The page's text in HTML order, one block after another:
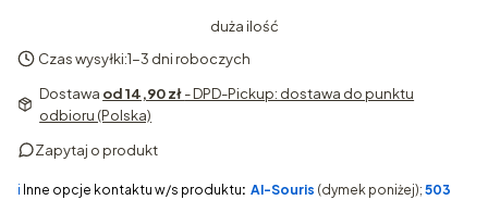
duża ilość
Czas wysyłki:1-3 dni roboczych
Dostawa od 14,90 zł- DPD-Pickup: dostawa do punktu
odbioru (Polska)
Zapytaj o produkt
ℹ️ Inne opcje kontaktu w/s produktu: AI-Souris (dymek poniżej); 503